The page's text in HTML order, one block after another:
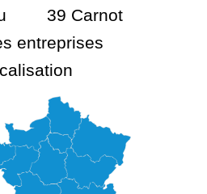
39 Carnot
entreprises